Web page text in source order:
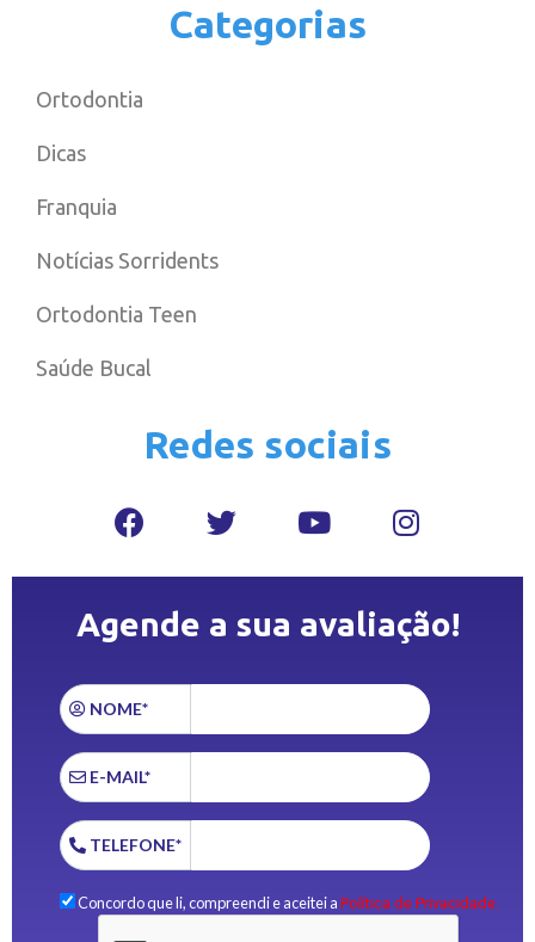
Categorias
Ortodontia
Dicas
Franquia
Notícias Sorridents
Ortodontia Teen
Saúde Bucal
Redes sociais
Agende a sua avaliação!
NOME*
E-MAIL*
TELEFONE*
Concordo que li, compreendi e aceitei a Política de Privacidade.